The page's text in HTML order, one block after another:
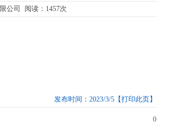
公司 阅读：1457次
发布时间：2023/3/5 【打印此页】
0